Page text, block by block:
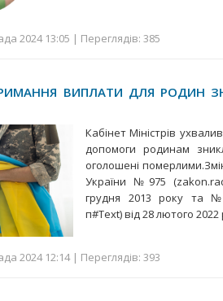
2024 13:05 | Переглядів: 385
ВИПЛАТИ ДЛЯ РОДИН
Кабінет Міністрів
допомоги родинам
оголошені
України №975
грудня 2013 року та
п#Text) від 28 лютого 2022
2024 12:14 | Переглядів: 393